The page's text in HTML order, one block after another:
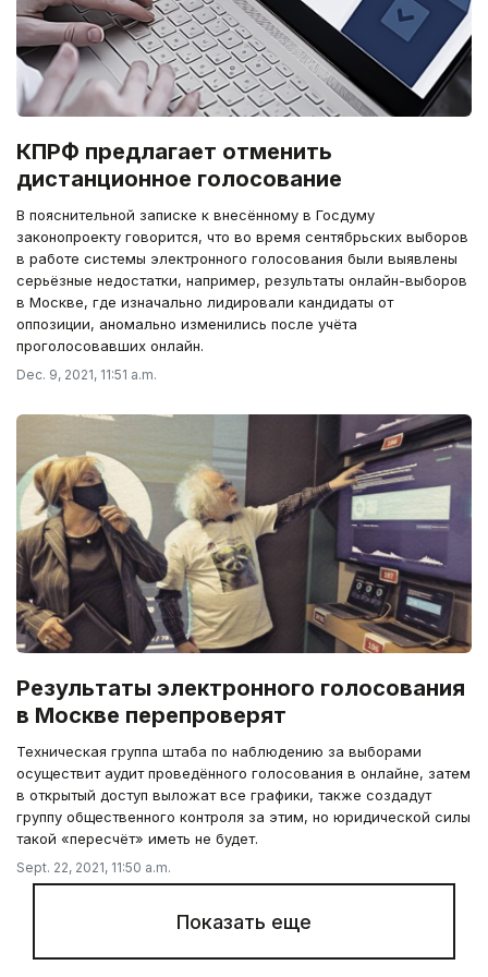
КПРФ предлагает отменить
дистанционное голосование
В пояснительной записке к внесённому в Госдуму
законопроекту говорится, что во время сентябрьских выборов
в работе системы электронного голосования были выявлены
серьёзные недостатки, например, результаты онлайн-выборов
в Москве, где изначально лидировали кандидаты от
оппозиции, аномально изменились после учёта
проголосовавших онлайн.
Dec. 9, 2021, 11:51 a.m.
Результаты электронного голосования
в Москве перепроверят
Техническая группа штаба по наблюдению за выборами
осуществит аудит проведённого голосования в онлайне, затем
в открытый доступ выложат все графики, также создадут
группу общественного контроля за этим, но юридической силы
такой «пересчёт» иметь не будет.
Sept. 22, 2021, 11:50 a.m.
Показать еще